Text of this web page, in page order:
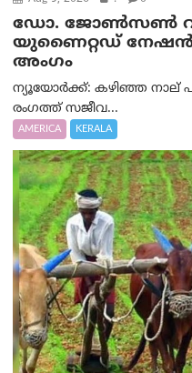
ഡോ. ജോൺസൺ
യുണൈറ്റഡ്
അംഗം
ന്യൂയോര്‍ക്ക്: കഴിഞ്ഞ നാല്
രംഗത്ത് സജീവ...
AMERICA KERALA